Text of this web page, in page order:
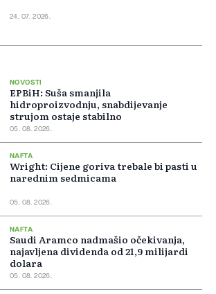
24. 07. 2026.
NOVOSTI
EPBiH: Suša smanjila
hidroproizvodnju, snabdijevanje
strujom ostaje stabilno
05. 08. 2026.
NAFTA
Wright: Cijene goriva trebale bi pasti u
narednim sedmicama
05. 08. 2026.
NAFTA
Saudi Aramco nadmašio očekivanja,
najavljena dividenda od 21,9 milijardi
dolara
05. 08. 2026.